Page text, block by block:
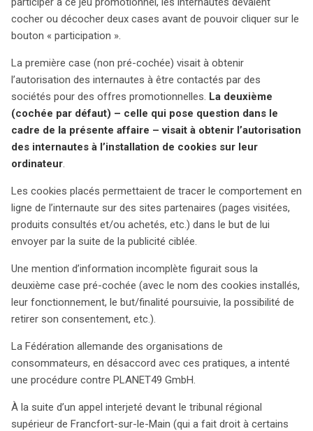
de la Fédération allemande des organisations de
consommateurs, qui a contesté la légalité de ces
allemande a ensuite saisi la Cour de justice de l’Union
européenne (CJUE) pour clarifier les exigences de
consentement pour l’utilisation des cookies. L’avocat
général de la CJUE a conclu que le consentement ne
peut être considéré comme valide s’il est donné « par
défaut ». Pour qu’il soit actif et éclairé, l’utilisateur doit
manifester son accord de manière claire et spécifique,
ce qui n’est pas le cas lorsque la case est cochée par
défaut. Les principes de consentement défini dans les
directives européennes sur la protection des données et
les communications électroniques stipulent que le
consentement doit être une action positive, distincte de
la simple participation à un jeu. L’avis de l’avocat général
ouvre la voie à une interprétation stricte des exigences
de consentement, même pour les cookies qui ne
collectent pas de données personnelles. Si la CJUE suit
cookies par défaut serait illégale, renforçant la
protection des utilisateurs contre toute ingérence dans
leur vie privée. Les implications de cette décision
pourraient être significatives pour les pratiques de
marketing en ligne et la gestion des données.
cocher ou décocher deux cases avant de pouvoir cliquer sur le
bouton « participation ».
La première case (non pré-cochée) visait à obtenir
l’autorisation des internautes à être contactés par des
sociétés pour des offres promotionnelles. La deuxième
(cochée par défaut) – celle qui pose question dans le
cadre de la présente affaire – visait à obtenir l’autorisation
des internautes à l’installation de cookies sur leur
ordinateur.
Les cookies placés permettaient de tracer le comportement en
ligne de l’internaute sur des sites partenaires (pages visitées,
produits consultés et/ou achetés, etc.) dans le but de lui
envoyer par la suite de la publicité ciblée.
Une mention d’information incomplète figurait sous la
deuxième case pré-cochée (avec le nom des cookies installés,
leur fonctionnement, le but/finalité poursuivie, la possibilité de
retirer son consentement, etc.).
La Fédération allemande des organisations de
consommateurs, en désaccord avec ces pratiques, a intenté
une procédure contre PLANET49 GmbH.
À la suite d’un appel interjeté devant le tribunal régional
supérieur de Francfort-sur-le-Main (qui a fait droit à certains